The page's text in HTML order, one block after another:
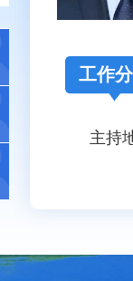
工作
主持